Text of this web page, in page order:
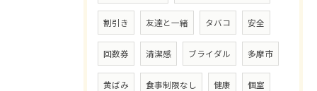
割引き 友達と一緒 タバコ 安全
回数券 清潔感 ブライダル 多摩市
黄ばみ 食事制限なし 健康 個室